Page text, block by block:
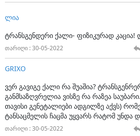
აგრესიული კაცების გარიდება და
მიზნით მათ სახლთან დარჩენა სთხოვა.
ამის შემდეგ სახლში მოვიდნენ სხვა
ქალები, რომლებიც იმავე ბინაში
თავდამსხმელი 30-მდე სხვა კაცთან
ტრანსგენდერ ქალებზე ფიზიკურად
ესროლეს ქვები.
ასევე, თავდამსხმელებმა სიტყვიერი
მიაყენეს ქალს, ვისგანაც ბინა აქვთ
ტრანსგენდერი ქალები ითხოვენ,
რამდენიმე დღის განმავლობაში
ლია
ტრანსგენდერი ქალი- ფიზიკურად კაცია!
თარიღი : 30-05-2022
GRIXO
ვერ გავიგე ქალი რა შუაშია?
განმსაზღვრელია ვისზე რა რაზეა
თავისი გენეტალიები ადგილზე აქვს)
ტანსაცმელის ჩაცმა უყვარს რატომ უნდა
თარიღი : 30-05-2022